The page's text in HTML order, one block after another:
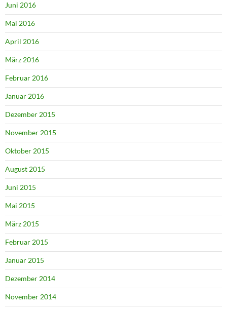
Juni 2016
Mai 2016
April 2016
März 2016
Februar 2016
Januar 2016
Dezember 2015
November 2015
Oktober 2015
August 2015
Juni 2015
Mai 2015
März 2015
Februar 2015
Januar 2015
Dezember 2014
November 2014